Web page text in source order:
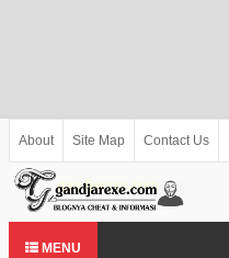
About Site Map Contact Us
MENU